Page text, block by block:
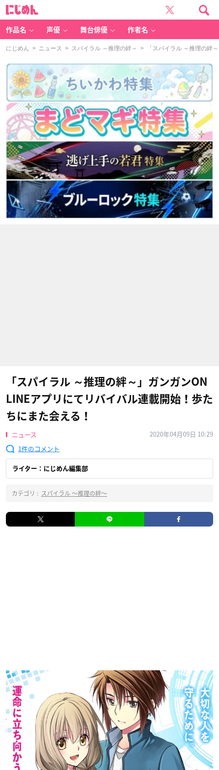
作品名 声優 舞台俳優 作者名
にじめん > ニュース > スパイラル ～推理の絆～ > 「スパイラル ～推理の絆
「スパイラル ～推理の絆～」ガンガンON
LINEアプリにてリバイバル連載開始！歩た
ちにまた会える！
ニュース
2020年04月09日 10:29
1
ライター：にじめん編集部
カテゴリ : スパイラル ～推理の絆～